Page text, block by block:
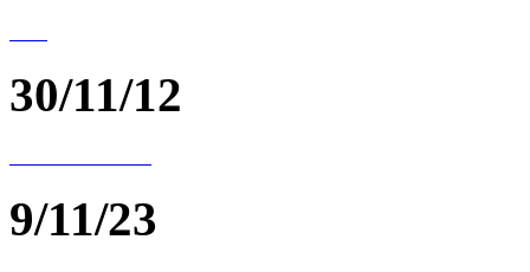
30/11/12
9/11/23